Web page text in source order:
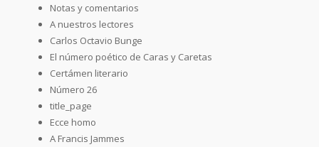
Notas y comentarios
A nuestros lectores
Carlos Octavio Bunge
El número poético de Caras y Caretas
Certámen literario
Número 26
title_page
Ecce homo
A Francis Jammes